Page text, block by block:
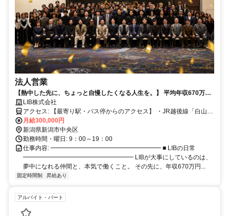
法人営業
【熱中した先に、ちょっと自慢したくなる人生を。】 平均年収670万円
／頑張った人には海外旅行のご褒美も／社員専用ジム・提携サウナ無料
LIB株式会社
アクセス: 【最寄り駅・バス停からのアクセス】 ・JR越後線「白山
駅」より徒歩約15分 ・新潟交通バス「西堀通二番町」バス停より徒
歩1分 （バス停の目の前なので、雨の日や冬の通勤も快適です！）
【車・バイク・自転車通勤について】 ・車・バイク通勤OK ・自転車
通勤OK （近隣に提携駐車場・駐輪場あり。詳細は面接時にご相談く
ださい）
月給300,000円
新潟県新潟市中央区
勤務時間・曜日: 9：00～19：00
仕事内容: ━━━━━━━━━━━━━━━━━━ ■ LIBの日常
━━━━━━━━━━━━━━━━━━ LIBが大事にしているのは、
夢中になれる仲間と、本気で働くこと。 その先に、年収670万円...
固定時間制 昇給あり
アルバイト・パート